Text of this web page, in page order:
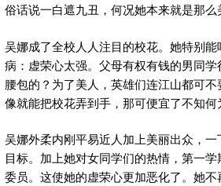
俗话说一白遮九丑，何况她本来就是那么
吴娜成了全校人人注目的校花。她特别
病：虚荣心太强。父母有权有钱的男同
腰包的？为了美人，英雄们连江山都可
像就能把校花弄到手，那可便宜了不知何
吴娜外柔内刚平易近人加上美丽出众，
目标。加上她对女同学们的热情，第一
委员。这使她的虚荣心更加恶化了。她不